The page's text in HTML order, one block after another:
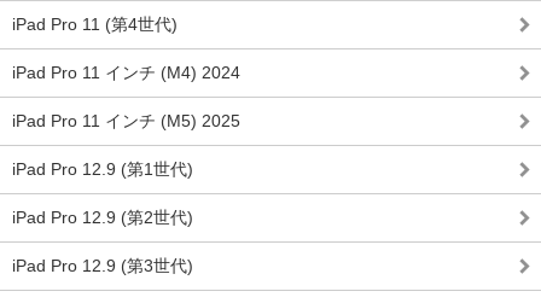
iPad Pro 11 (第4世代)
iPad Pro 11 インチ (M4) 2024
iPad Pro 11 インチ (M5) 2025
iPad Pro 12.9 (第1世代)
iPad Pro 12.9 (第2世代)
iPad Pro 12.9 (第3世代)